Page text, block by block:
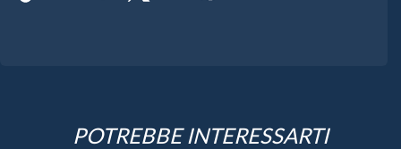
POTREBBE INTERESSARTI